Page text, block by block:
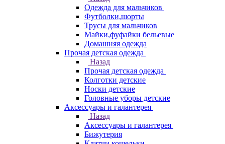
Одежда для мальчиков
Футболки,шорты
Трусы для мальчиков
Майки,фуфайки бельевые
Домашняя одежда
Прочая детская одежда
Назад
Прочая детская одежда
Колготки детские
Носки детские
Головные уборы детские
Аксессуары и галантерея
Назад
Аксессуары и галантерея
Бижутерия